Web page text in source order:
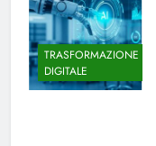
TRASFORMAZIONE
DIGITALE